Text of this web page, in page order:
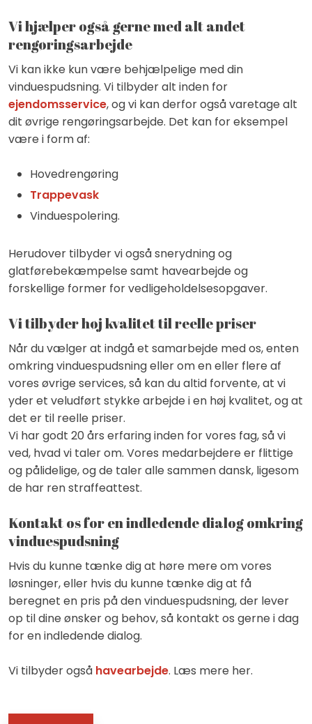
Vi hjælper også gerne med alt andet
rengøringsarbejde
Vi kan ikke kun være behjælpelige med din
vinduespudsning. Vi tilbyder alt inden for
ejendomsservice, og vi kan derfor også varetage alt
dit øvrige rengøringsarbejde. Det kan for eksempel
være i form af:
​Hovedrengøring
Trappevask
​Vinduespolering.
Herudover tilbyder vi også snerydning og
glatførebekæmpelse samt havearbejde og
forskellige former for vedligeholdelsesopgaver.
Vi tilbyder høj kvalitet til reelle priser
Når du vælger at indgå et samarbejde med os, enten
omkring vinduespudsning eller om en eller flere af
vores øvrige services, så kan du altid forvente, at vi
yder et veludført stykke arbejde i en høj kvalitet, og at
det er til reelle priser.
Vi har godt 20 års erfaring inden for vores fag, så vi
ved, hvad vi taler om. Vores medarbejdere er flittige
og pålidelige, og de taler alle sammen dansk, ligesom
de har ren straffeattest.
Kontakt os for en indledende dialog omkring
vinduespudsning
Hvis du kunne tænke dig at høre mere om vores
løsninger, eller hvis du kunne tænke dig at få
beregnet en pris på den vinduespudsning, der lever
op til dine ønsker og behov, så kontakt os gerne i dag
for en indledende dialog.
Vi tilbyder også havearbejde. Læs mere her.